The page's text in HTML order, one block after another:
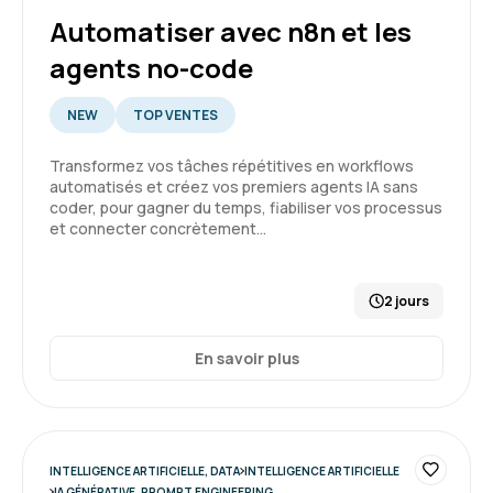
Formation : IA, les fondamentaux
GARSMEUR L. Le 30/03/2026
Audrey T. Le 27/03/2026
Automatiser avec n8n et les
agents no-code
NEW TOP VENTES
Transformez vos tâches répétitives en workflows
automatisés et créez vos premiers agents IA sans
coder, pour gagner du temps, fiabiliser vos processus
et connecter concrètement…
2 jours
En savoir plus
INTELLIGENCE ARTIFICIELLE, DATA INTELLIGENCE ARTIFICIELLE